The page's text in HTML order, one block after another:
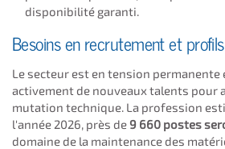
disponibilité garanti.
Besoins en recrutement et
Le secteur est en tension permanente
activement de nouveaux talents pour
mutation technique. La profession
l'année 2026, près de9 660 postes
domaine de la maintenance des